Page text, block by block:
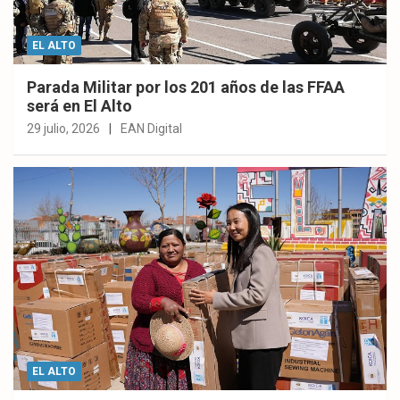
EL ALTO
Parada Militar por los 201 años de las FFAA
será en El Alto
29 julio, 2026 EAN Digital
EL ALTO